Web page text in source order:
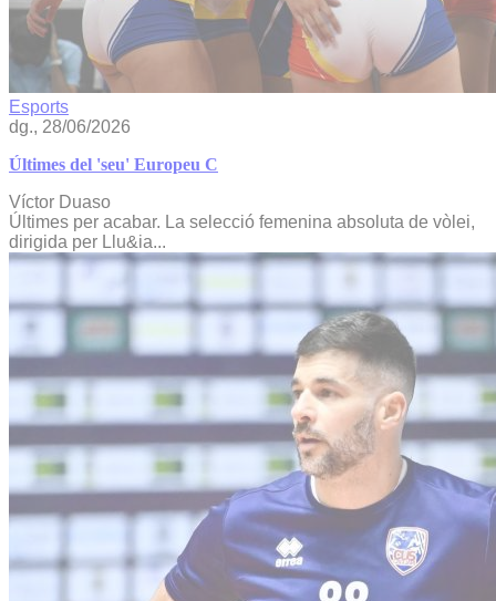
Esports
dg., 28/06/2026
Últimes del 'seu' Europeu C
Víctor Duaso
Últimes per acabar. La selecció femenina absoluta de vòlei,
dirigida per Llu&ia...